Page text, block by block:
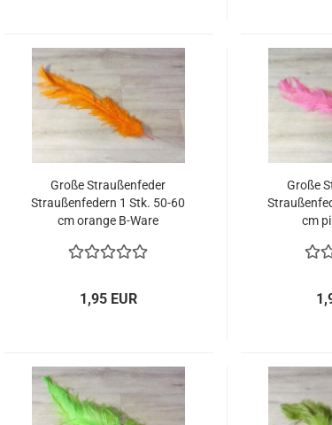
Große Straußenfeder
Straußenfedern 1 Stk. 50-60
cm orange B-Ware
1,95 EUR
Große
cm